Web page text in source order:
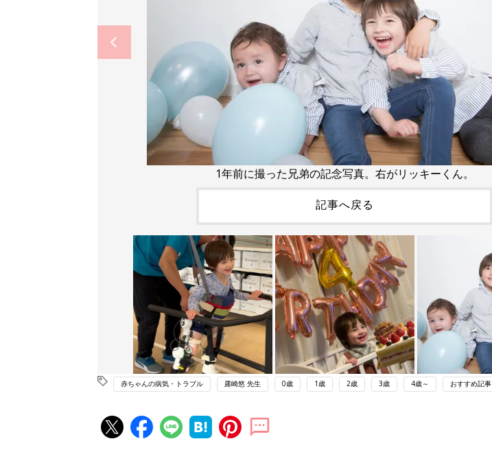
1年前に撮った兄弟の記念写真。右がリッキーくん。
記事へ戻る
赤ちゃんの病気・トラブル 露崎悠 先生 0歳 1歳 2歳 3歳 4歳～ おすすめ記事